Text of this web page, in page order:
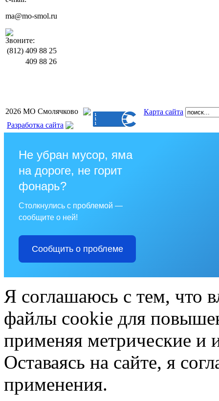
ma@mo-smol.ru
Звоните:
(812) 409 88 25
409 88 26
2026 МО Смолячково
Карта сайта
Разработка сайта
Не убран мусор, яма
на дороге, не горит
фонарь?
Столкнулись с проблемой —
сообщите о ней!
Сообщить о проблеме
Я соглашаюсь с тем, что
файлы cookie для
применяя метрические и
Оставаясь на сайте, я
применения.